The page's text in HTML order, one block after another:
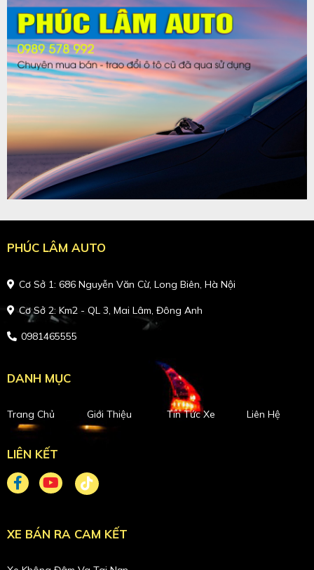
PHÚC LÂM AUTO
Cơ Sở 1: 686 Nguyễn Văn Cừ, Long Biên, Hà Nội
Cơ Sở 2: Km2 - QL 3, Mai Lâm, Đông Anh
0981465555
DANH MỤC
Trang Chủ Giới Thiệu Tin Tức Xe Liên Hệ
LIÊN KẾT
XE BÁN RA CAM KẾT